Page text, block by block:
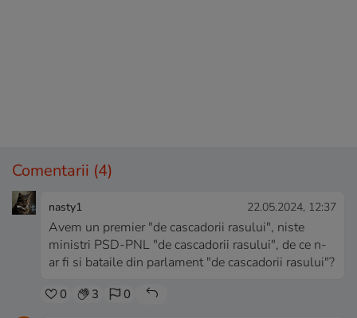
Comentarii (4)
nasty1 22.05.2024, 12:37
Avem un premier "de cascadorii rasului", niste
ministri PSD-PNL "de cascadorii rasului", de ce n-
ar fi si bataile din parlament "de cascadorii rasului"?
0 3 0